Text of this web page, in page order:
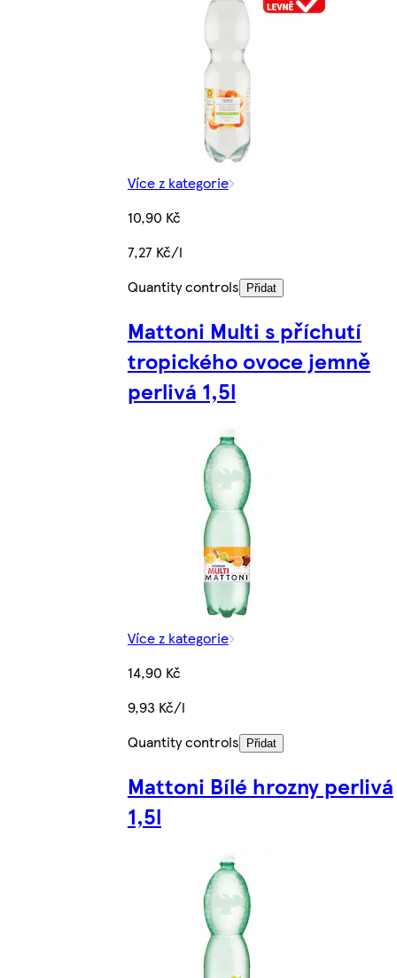
Více z kategorie
10,90 Kč
7,27 Kč/l
Quantity controls
Přidat
Mattoni Multi s příchutí
tropického ovoce jemně
perlivá 1,5l
Více z kategorie
14,90 Kč
9,93 Kč/l
Quantity controls
Přidat
Mattoni Bílé hrozny perlivá
1,5l